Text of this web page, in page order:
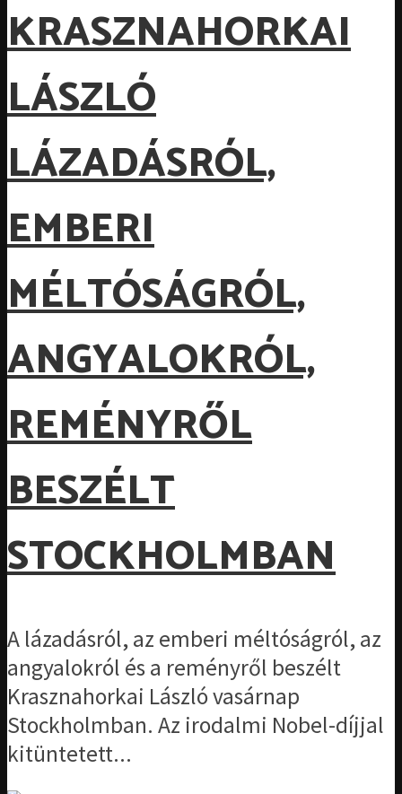
KRASZNAHORKAI
LÁSZLÓ
LÁZADÁSRÓL,
EMBERI
MÉLTÓSÁGRÓL,
ANGYALOKRÓL,
REMÉNYRŐL
BESZÉLT
STOCKHOLMBAN
A lázadásról, az emberi méltóságról, az
angyalokról és a reményről beszélt
Krasznahorkai László vasárnap
Stockholmban. Az irodalmi Nobel-díjjal
kitüntetett...